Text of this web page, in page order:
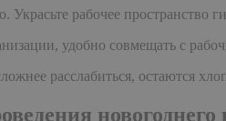
Украсьте рабочее пространство
удобно совмещать с
расслабиться, остаются
новогоднего